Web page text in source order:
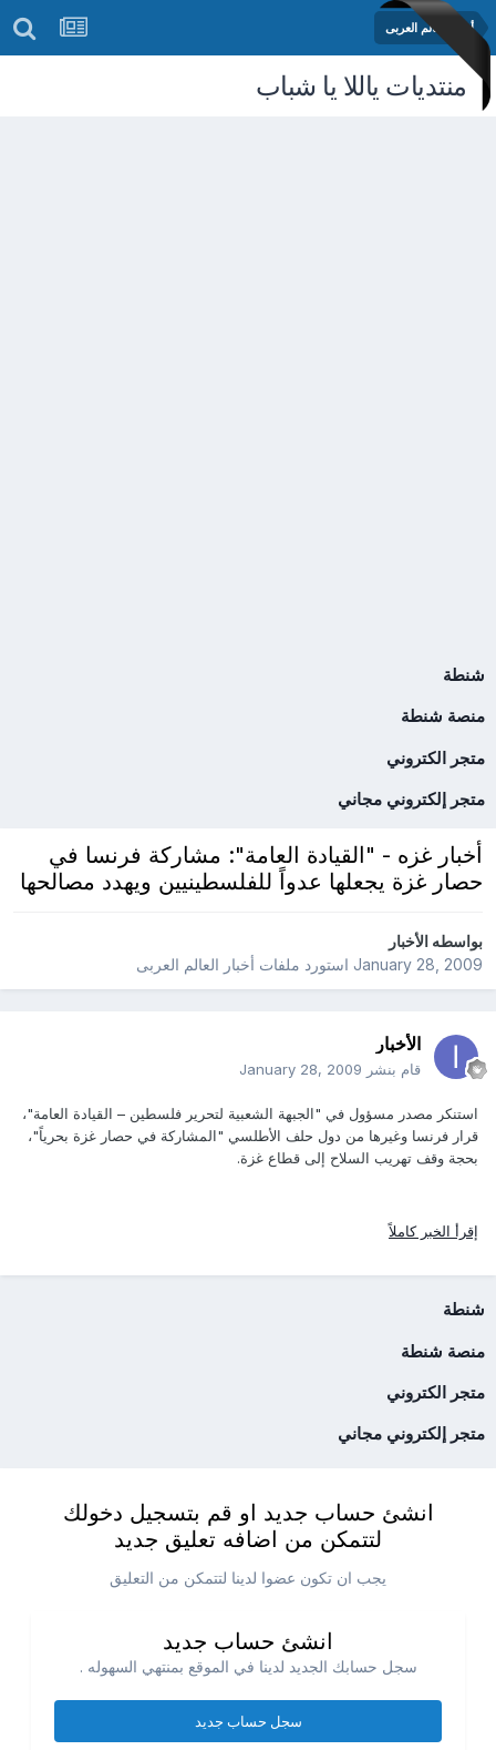
أخبار العالم العربى
منتديات ياللا يا شباب
شنطة
منصة شنطة
متجر الكتروني
متجر إلكتروني مجاني
أخبار غزه - "القيادة العامة": مشاركة فرنسا في
حصار غزة يجعلها عدواً للفلسطينيين ويهدد مصالحها
بواسطهالأخبار
January 28, 2009استورد ملفات أخبار العالم العربى
الأخبار
قام بنشر January 28, 2009
استنكر مصدر مسؤول في "الجبهة الشعبية لتحرير فلسطين – القيادة العامة"،
قرار فرنسا وغيرها من دول حلف الأطلسي "المشاركة في حصار غزة بحرياً"،
بحجة وقف تهريب السلاح إلى قطاع غزة.
إقرأ الخبر كاملاً
شنطة
منصة شنطة
متجر الكتروني
متجر إلكتروني مجاني
انشئ حساب جديد او قم بتسجيل دخولك
لتتمكن من اضافه تعليق جديد
يجب ان تكون عضوا لدينا لتتمكن من التعليق
انشئ حساب جديد
سجل حسابك الجديد لدينا في الموقع بمنتهي السهوله .
سجل حساب جديد